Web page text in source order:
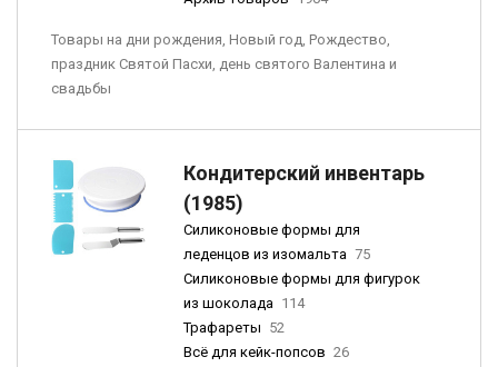
Товары на дни рождения, Новый год, Рождество,
праздник Святой Пасхи, день святого Валентина и
свадьбы
Кондитерский инвентарь
(1985)
Силиконовые формы для
леденцов из изомальта 75
Силиконовые формы для фигурок
из шоколада 114
Трафареты 52
Всё для кейк-попсов 26